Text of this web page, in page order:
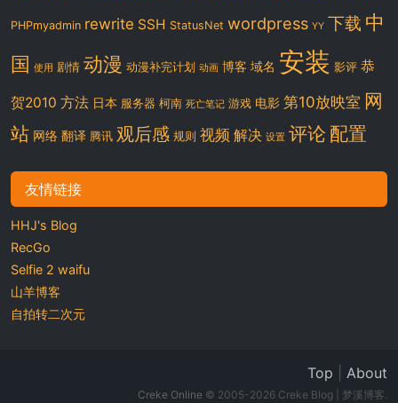
PHPmyadmin rewrite SSH StatusNet wordpress YY 下载 中
国 使用 剧情 动漫 动漫补完计划 动画 博客 域名 安装 影评 恭
贺2010 方法 日本 服务器 柯南 死亡笔记 游戏 电影 第10放映室 网
站 网络 翻译 腾讯 观后感 规则 视频 解决 设置 评论 配置
友情链接
HHJ's Blog
RecGo
Selfie 2 waifu
山羊博客
自拍转二次元
Top About
Creke Online © 2005-2026 Creke Blog | 梦溪博客.